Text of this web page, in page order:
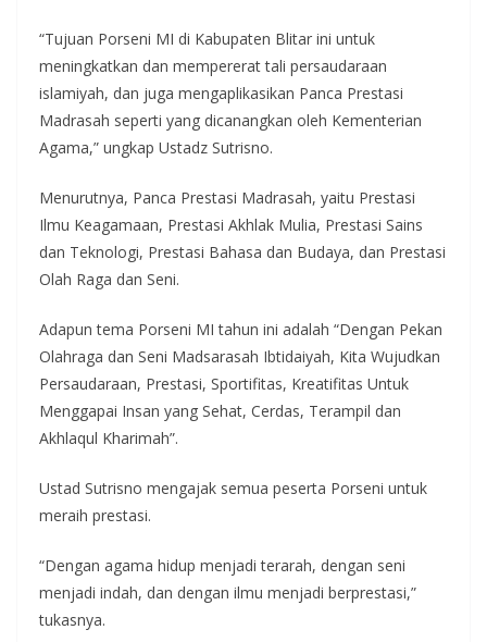
“Tujuan Porseni MI di Kabupaten Blitar ini untuk
meningkatkan dan mempererat tali persaudaraan
islamiyah, dan juga mengaplikasikan Panca Prestasi
Madrasah seperti yang dicanangkan oleh Kementerian
Agama,” ungkap Ustadz Sutrisno.
Menurutnya, Panca Prestasi Madrasah, yaitu Prestasi
Ilmu Keagamaan, Prestasi Akhlak Mulia, Prestasi Sains
dan Teknologi, Prestasi Bahasa dan Budaya, dan Prestasi
Olah Raga dan Seni.
Adapun tema Porseni MI tahun ini adalah “Dengan Pekan
Olahraga dan Seni Madsarasah Ibtidaiyah, Kita Wujudkan
Persaudaraan, Prestasi, Sportifitas, Kreatifitas Untuk
Menggapai Insan yang Sehat, Cerdas, Terampil dan
Akhlaqul Kharimah”.
Ustad Sutrisno mengajak semua peserta Porseni untuk
meraih prestasi.
“Dengan agama hidup menjadi terarah, dengan seni
menjadi indah, dan dengan ilmu menjadi berprestasi,”
tukasnya.